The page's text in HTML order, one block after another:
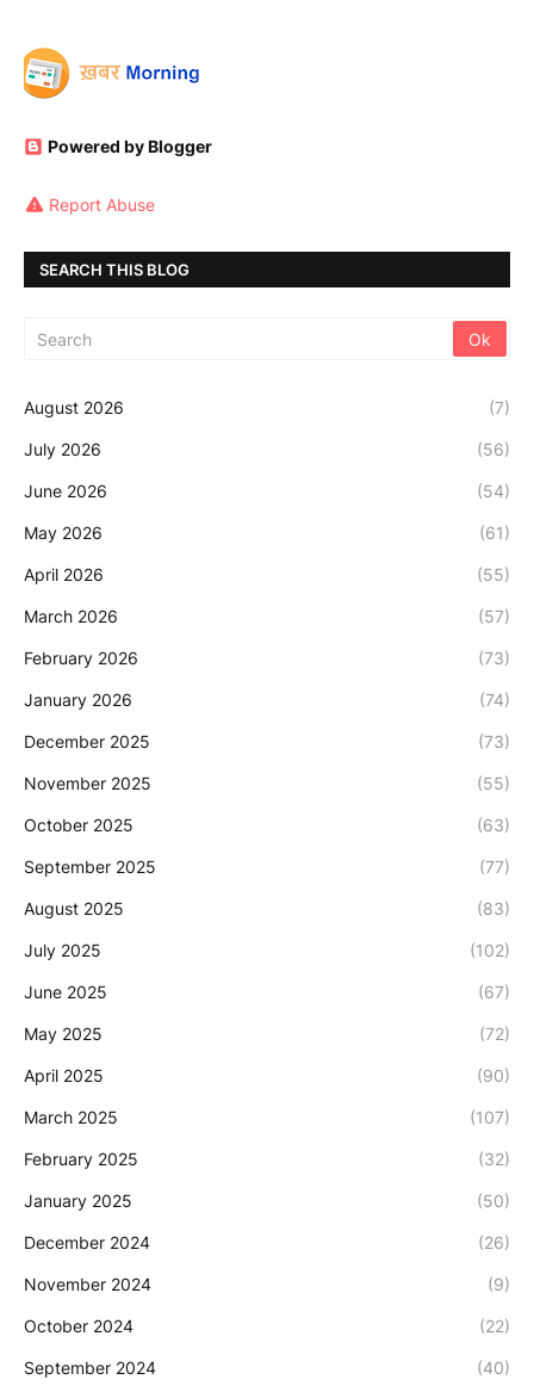
Powered by Blogger
Report Abuse
SEARCH THIS BLOG
August 2026 (7)
July 2026 (56)
June 2026 (54)
May 2026 (61)
April 2026 (55)
March 2026 (57)
February 2026 (73)
January 2026 (74)
December 2025 (73)
November 2025 (55)
October 2025 (63)
September 2025 (77)
August 2025 (83)
July 2025 (102)
June 2025 (67)
May 2025 (72)
April 2025 (90)
March 2025 (107)
February 2025 (32)
January 2025 (50)
December 2024 (26)
November 2024 (9)
October 2024 (22)
September 2024 (40)